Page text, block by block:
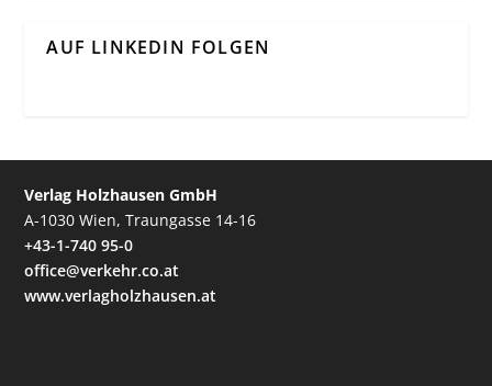
AUF LINKEDIN FOLGEN
Verlag Holzhausen GmbH
A-1030 Wien, Traungasse 14-16
+43-1-740 95-0
office@verkehr.co.at
www.verlagholzhausen.at